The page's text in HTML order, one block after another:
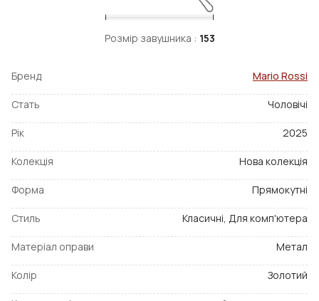
Розмір завушника : 153
Бренд Mario Rossi
Стать Чоловічі
Рік 2025
Колекція Нова колекція
Форма Прямокутні
Стиль Класичні, Для комп'ютера
Матеріал оправи Метал
Колір Золотий